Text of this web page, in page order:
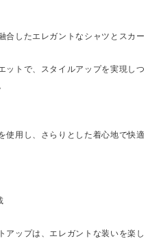
合したエレガントなシャツとスカー
ットで、スタイルアップを実現しつ
使用し、さらりとした着心地で快適
アップは、エレガントな装いを楽し